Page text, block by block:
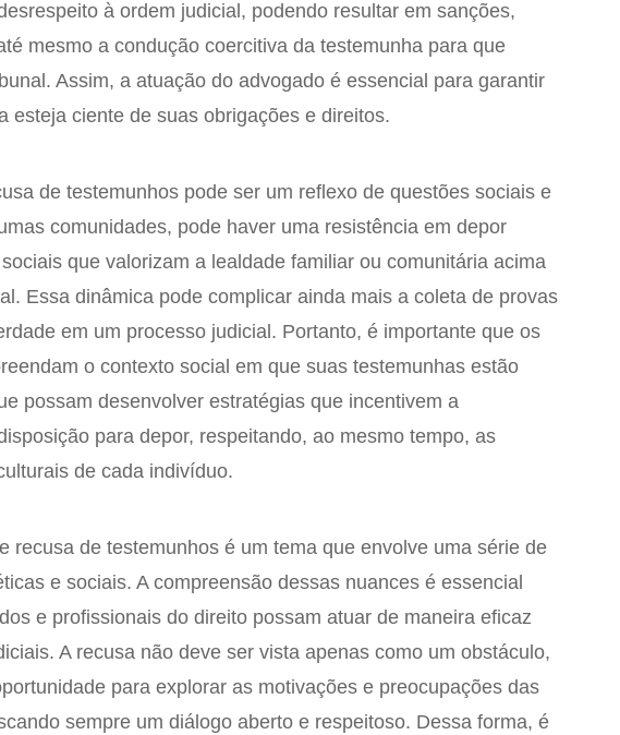
à ordem judicial, podendo resultar em sanções,
mesmo a condução coercitiva da testemunha para que
Assim, a atuação do advogado é essencial para garantir
esteja ciente de suas obrigações e direitos.
de testemunhos pode ser um reflexo de questões sociais e
comunidades, pode haver uma resistência em depor
que valorizam a lealdade familiar ou comunitária acima
Essa dinâmica pode complicar ainda mais a coleta de provas
em um processo judicial. Portanto, é importante que os
o contexto social em que suas testemunhas estão
possam desenvolver estratégias que incentivem a
para depor, respeitando, ao mesmo tempo, as
de cada indivíduo.
recusa de testemunhos é um tema que envolve uma série de
e sociais. A compreensão dessas nuances é essencial
e profissionais do direito possam atuar de maneira eficaz
A recusa não deve ser vista apenas como um obstáculo,
para explorar as motivações e preocupações das
sempre um diálogo aberto e respeitoso. Dessa forma, é